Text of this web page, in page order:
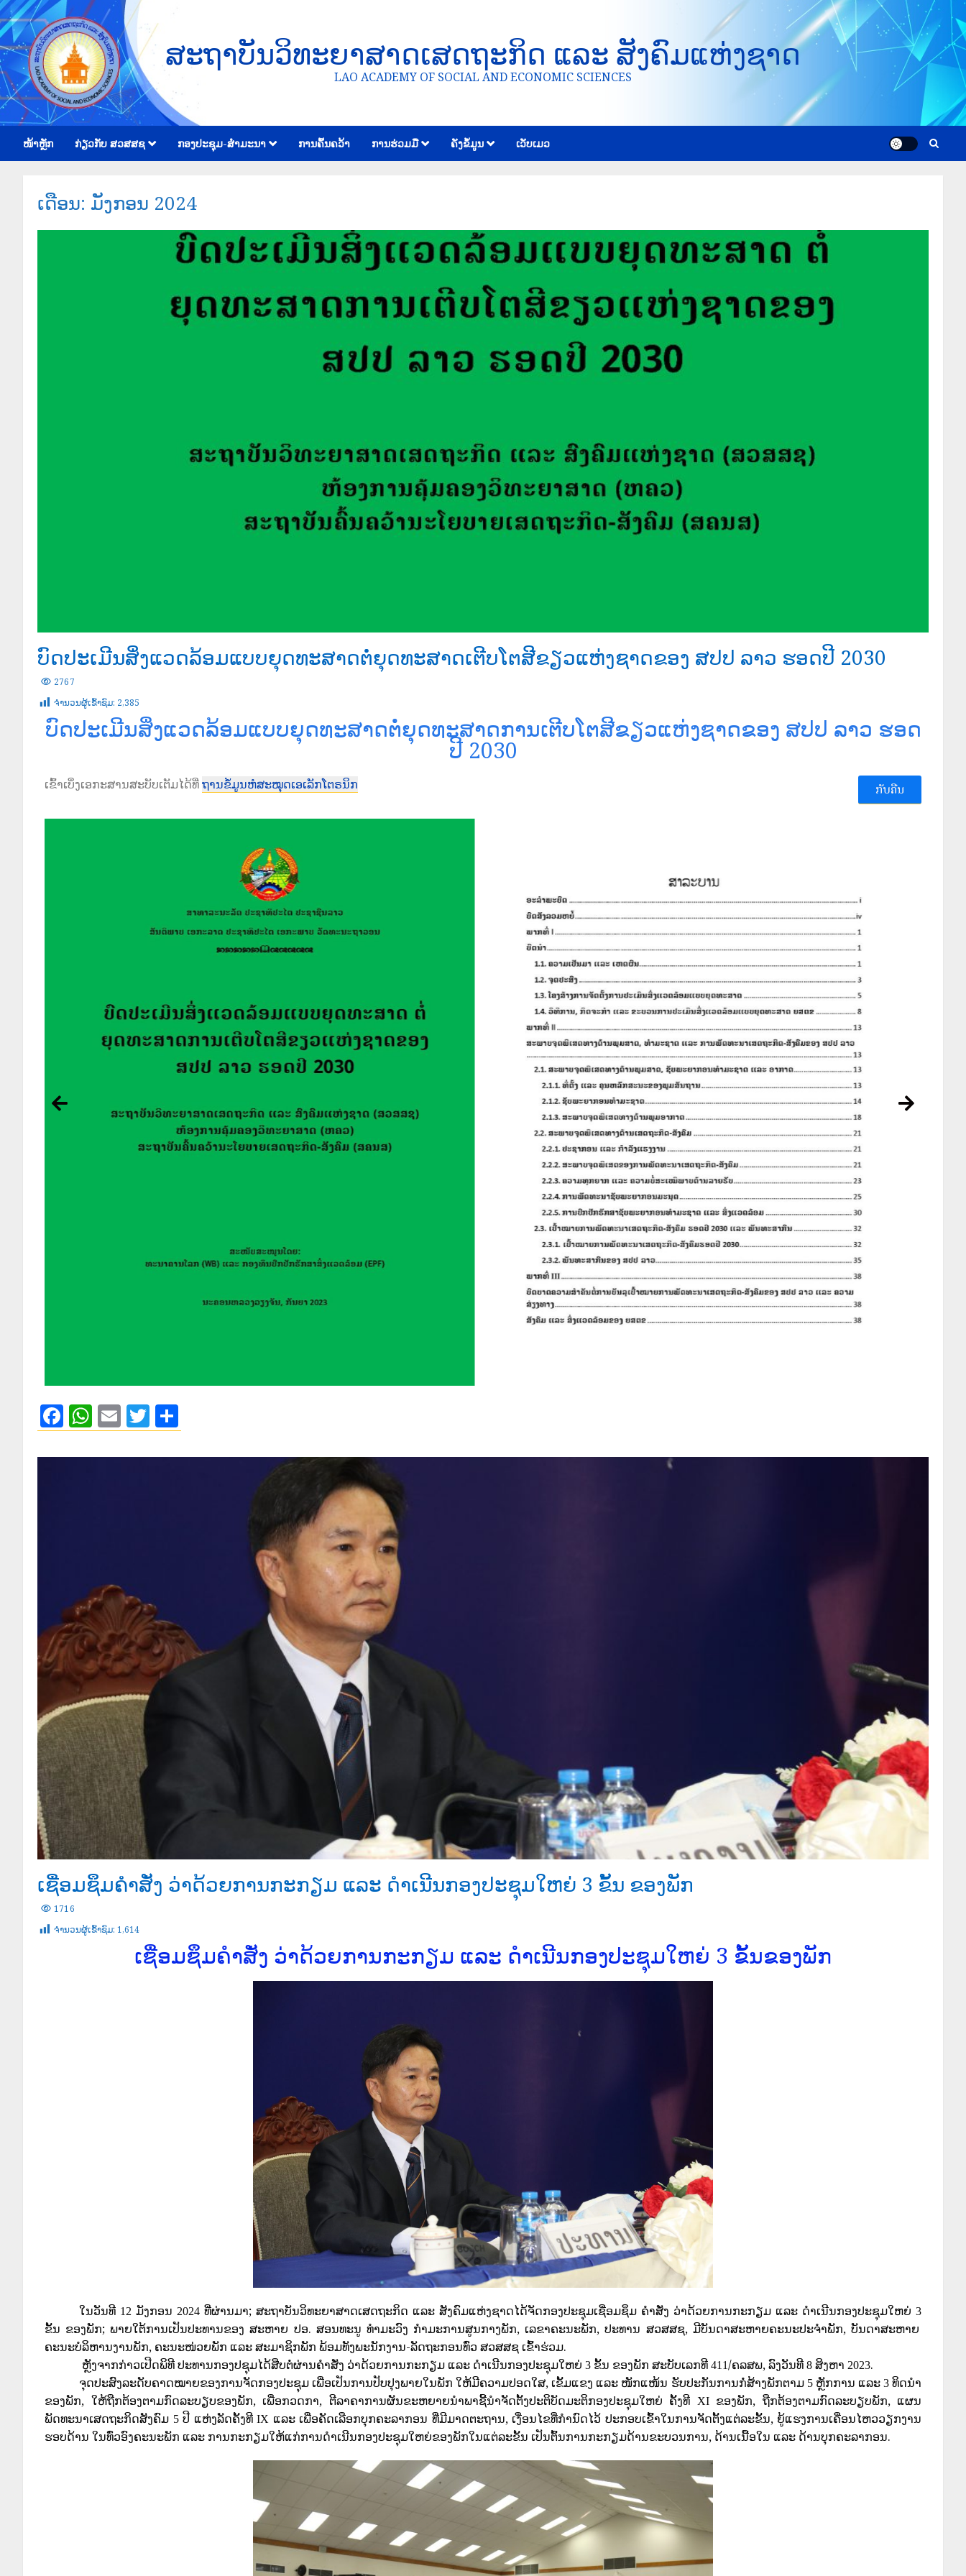
ສະຖາບັນວິທະຍາສາດເສດຖະກິດ ແລະ ສັງຄົມແຫ່ງຊາດ
LAO ACADEMY OF SOCIAL AND ECONOMIC SCIENCES
ໜ້າຫຼັກ ກ່ຽວກັບ ສວສສຊ ກອງປະຊຸມ-ສຳມະນາ ການຄົ້ນຄວ້າ ການຮ່ວມມື ຄັງຂໍ້ມູນ ເວັບເມວ
ເດືອນ: ມັງກອນ 2024
ບົດປະເມີນສິ່ງແວດລ້ອມແບບຍຸດທະສາດຕໍ່ຍຸດທະສາດເຕີບໂຕສີຂຽວແຫ່ງຊາດຂອງ ສປປ ລາວ ຮອດປີ 2030
2767
ຈໍານວນຜູ້ເຂົ້າຊົມ: 2,385
ບົດປະເມີນສິ່ງແວດລ້ອມແບບຍຸດທະສາດຕໍ່ຍຸດທະສາດການເຕີບໂຕສີຂຽວແຫ່ງຊາດຂອງ ສປປ ລາວ ຮອດ
ປີ 2030
ເຂົ້າເບິ່ງເອກະສານສະບັບເຕັມໄດ້ທີ່ຖານຂໍ້ມູນຫໍສະໝຸດເອເລັກໂຕຣນິກ ກັບຄືນ
Facebook
WhatsApp
EmailTwitter
ເຊື່ອມຊຶມຄຳສັ່ງ ວ່າດ້ວຍການກະກຽມ ແລະ ດຳເນີນກອງປະຊຸມໃຫຍ່ 3 ຂັ້ນ ຂອງພັກ
1716
ຈໍານວນຜູ້ເຂົ້າຊົມ: 1,614
ເຊື່ອມຊຶມຄຳສັ່ງ ວ່າດ້ວຍການກະກຽມ ແລະ ດຳເນີນກອງປະຊຸມໃຫຍ່ 3 ຂັ້ນຂອງພັກ
ໃນວັນທີ 12 ມັງກອນ 2024 ທີ່ຜ່ານມາ; ສະຖາບັນວິທະຍາສາດເສດຖະກິດ ແລະ ສັງຄົມແຫ່ງຊາດໄດ້ຈັດກອງປະຊຸມເຊື່ອມຊຶມ ຄໍາສັ່ງ ວ່າດ້ວຍການກະກຽມ ແລະ ດໍາເນີນກອງປະຊຸມໃຫຍ່ 3
ຂັ້ນ ຂອງພັກ; ພາຍໃຕ້ການເປັນປະທານຂອງ ສະຫາຍ ປອ. ສອນທະນູ ທໍາມະວົງ ກໍາມະການສູນກາງພັກ, ເລຂາຄະນະພັກ, ປະທານ ສວສສຊ, ມີບັນດາສະຫາຍຄະນະປະຈໍາພັກ, ບັນດາສະຫາຍ
ຄະນະບໍລິຫານງານພັກ, ຄະນະໜ່ວຍພັກ ແລະ ສະມາຊິກພັກ ພ້ອມທັງພະນັກງານ-ລັດຖະກອນທົ່ວ ສວສສຊ ເຂົ້າຮ່ວມ.
ຫຼັງຈາກກ່າວເປີດພິທີ ປະທານກອງປຊຸມໄດ້ສືບຕໍ່ຜ່ານຄໍາສັ່ງ ວ່າດ້ວຍການກະກຽມ ແລະ ດໍາເນີນກອງປະຊຸມໃຫຍ່ 3 ຂັ້ນ ຂອງພັກ ສະບັບເລກທີ 411/ຄລສພ, ລົງວັນທີ 8 ສິງຫາ 2023.
ຈຸດປະສົງລະດັບຄາດໝາຍຂອງການຈັດກອງປະຊຸມ ເພື່ອເປັນການປັບປຸງພາຍໃນພັກ ໃຫ້ມີຄວາມປອດໃສ, ເຂັ້ມແຂງ ແລະ ໜັກແໜ້ນ ຮັບປະກັນການກໍ່ສ້າງພັກຕາມ 5ຫຼັກການ ແລະ 3ທິດນໍາ
ຂອງພັກ, ໃຫ້ຖືກຕ້ອງຕາມກົດລະບຽບຂອງພັກ, ເພື່ອກວດກາ, ຕີລາຄາການຜັນຂະຫຍາຍນໍາພາຊີ້ນໍາຈັດຕັ້ງປະຕິບັດມະຕິກອງປະຊຸມໃຫຍ່ ຄັ້ງທີ
XI
ຂອງພັກ, ຖືກຕ້ອງຕາມກົດລະບຽບພັກ, ແຜນ
ພັດທະນາເສດຖະກິດສັງຄົມ 5 ປີ ແຫ່ງລັດຄັ້ງທີ IX ແລະ ເພື່ອຄັດເລືອກບຸກຄະລາກອນ ທີ່ມີມາດຕະຖານ, ເງື່ອນໄຂທີ່ກໍານົດໄວ້ ປະກອບເຂົ້າໃນການຈັດຕັ້ງແຕ່ລະຂັ້ນ, ຍູ້ແຮງການເຄື່ອນໄຫວວຽກງານ
ຮອບດ້ານ ໃນທົ່ວອົງຄະນະພັກ ແລະ ການກະກຽມໃຫ້ແກ່ການດໍາເນີນກອງປະຊຸມໃຫຍ່ຂອງພັກໃນແຕ່ລະຂັ້ນ ເປັນຕົ້ນການກະກຽມດ້ານຂະບວນການ, ດ້ານເນື້ອໃນ ແລະ ດ້ານບຸກຄະລາກອນ.